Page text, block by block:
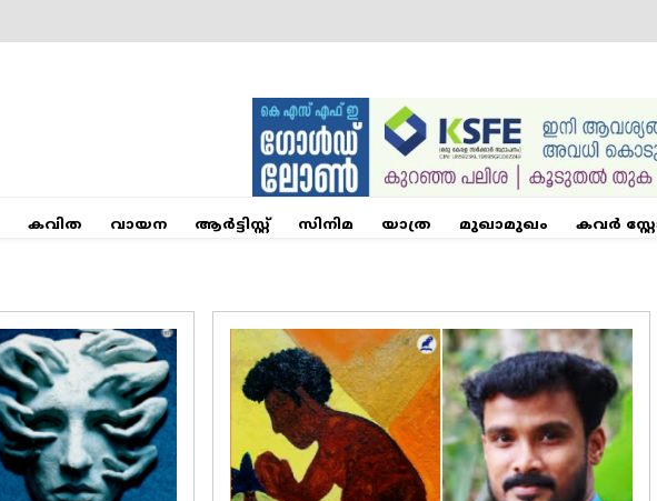
കവിത വായന ആര്‍ട്ടിസ്റ്റ് സിനിമ യാത്ര മുഖാമുഖം കവർ